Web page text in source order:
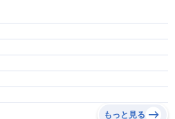
もっと見る